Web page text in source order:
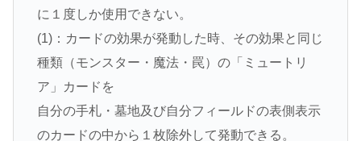
に１度しか使用できない。
(1)：カードの効果が発動した時、その効果と同じ
種類（モンスター・魔法・罠）の「ミュートリ
ア」カードを
自分の手札・墓地及び自分フィールドの表側表示
のカードの中から１枚除外して発動できる。